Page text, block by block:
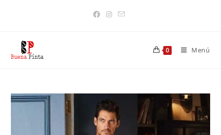
0 Menú
Descubre los productos que tienen